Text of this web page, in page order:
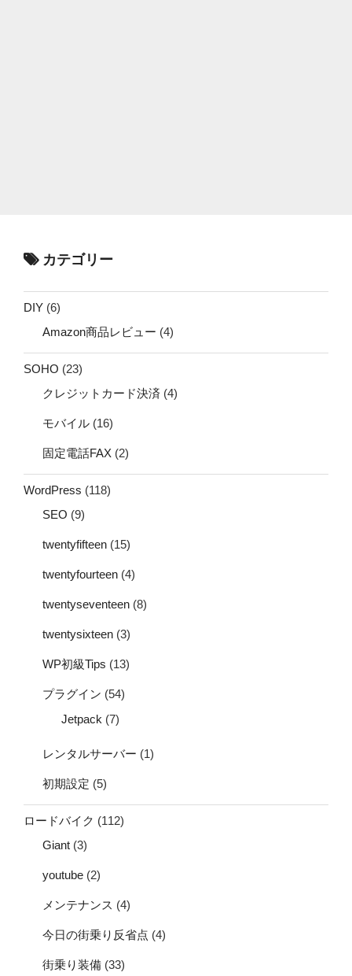
カテゴリー
DIY (6)
Amazon商品レビュー (4)
SOHO (23)
クレジットカード決済 (4)
モバイル (16)
固定電話FAX (2)
WordPress (118)
SEO (9)
twentyfifteen (15)
twentyfourteen (4)
twentyseventeen (8)
twentysixteen (3)
WP初級Tips (13)
プラグイン (54)
Jetpack (7)
レンタルサーバー (1)
初期設定 (5)
ロードバイク (112)
Giant (3)
youtube (2)
メンテナンス (4)
今日の街乗り反省点 (4)
街乗り装備 (33)